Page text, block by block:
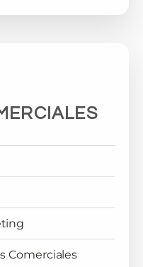
Comerciales